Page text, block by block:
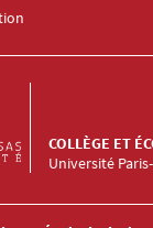
Université
COLLÈGE ET